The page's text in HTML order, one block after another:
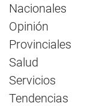
Nacionales
Opinión
Provinciales
Salud
Servicios
Tendencias